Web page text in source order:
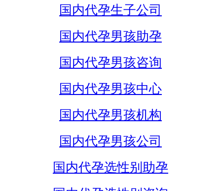
国内代孕生子公司
国内代孕男孩助孕
国内代孕男孩咨询
国内代孕男孩中心
国内代孕男孩机构
国内代孕男孩公司
国内代孕选性别助孕